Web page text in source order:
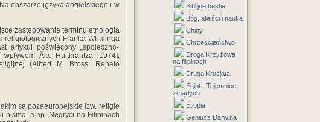
obszarze języka angielskiego i w
zastępowanie terminu etnologia
religiologicznych Franka Whalinga
poświęcony „społeczno-
Åke Hultkrantza [1974],
(Albert M. Bross, Renato
są pozaeuropejskie tzw. religie
pisma, a np. Negryci na Filipinach
Biblijne bestie
Bóg, ateiści i nauka
Chiny
Chrześcijaństwo
Droga Krzyżowa
na filipinach
Druga Krucjata
Egipt - Tajemnice
zmarłych
Etiopia
Geniusz Darwina